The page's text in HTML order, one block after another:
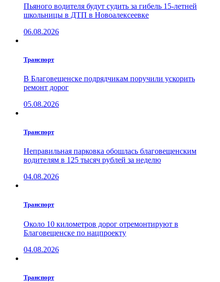
Пьяного водителя будут судить за гибель 15-летней
школьницы в ДТП в Новоалексеевке
06.08.2026
Транспорт
В Благовещенске подрядчикам поручили ускорить
ремонт дорог
05.08.2026
Транспорт
Неправильная парковка обошлась благовещенским
водителям в 125 тысяч рублей за неделю
04.08.2026
Транспорт
Около 10 километров дорог отремонтируют в
Благовещенске по нацпроекту
04.08.2026
Транспорт